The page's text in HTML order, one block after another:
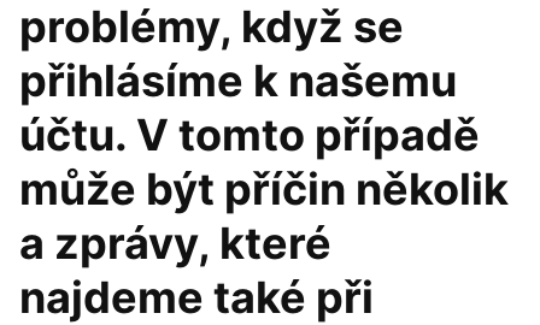
problémy, když se
přihlásíme k našemu
účtu. V tomto případě
může být příčin několik
a zprávy, které
najdeme také při